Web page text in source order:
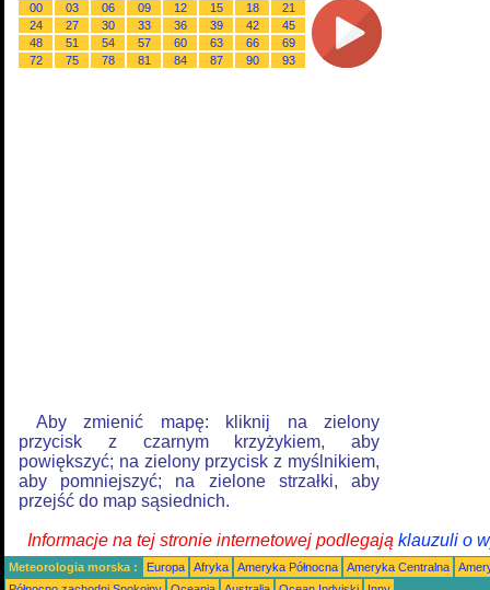
00 03 06 09 12 15 18
21
24
27 30 33 36 39 42
45
48
51 54 57 60 63 66
69
72
75 78 81 84 87 90 93
Aby zmienić mapę: kliknij na zielony
przycisk z czarnym krzyżykiem, aby
powiększyć; na zielony przycisk z myślnikiem,
aby pomniejszyć; na zielone strzałki, aby
przejść do map sąsiednich.
Informacje na tej stronie internetowej podlegają klauzuli o
Meteorologia morska : Europa Afryka Ameryka Północna Ameryka Centralna